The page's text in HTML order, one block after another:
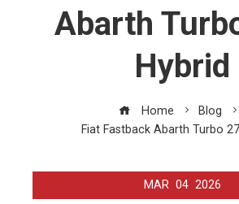
Abarth
Hybrid
Home
Blog
Fiat Fastback Abarth Turbo
MAR 04 2026